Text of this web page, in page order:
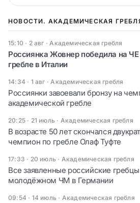
НОВОСТИ. АКАДЕМИЧЕСКАЯ
15:10 · 2 авг · Академическая гребля
Россиянка Жовнер победила на
гребле в Италии
14:34 · 1 авг · Академическая гребля
Россиянки завоевали бронзу на
академической гребле
20:25 · 21 июль · Академическая гребля
В возрасте 50 лет скончался
чемпион по гребле Олаф Туфте
17:33 · 20 июль · Академическая гребля
Все заявленные российские
молодёжном ЧМ в Германии
09:54 · 14 июль · Академическая гребля